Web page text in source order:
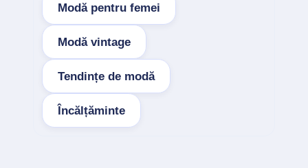
Modă pentru femei
Modă vintage
Tendințe de modă
Încălțăminte